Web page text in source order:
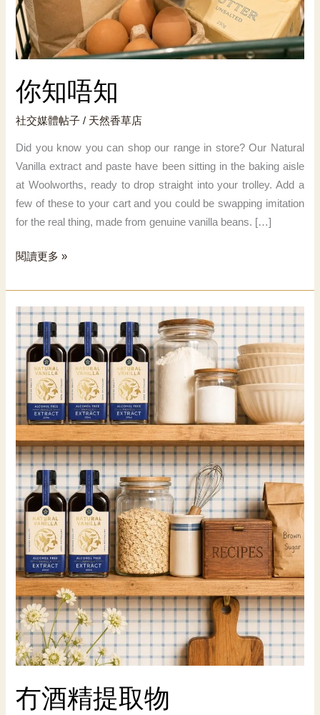
你知唔知
社交媒體帖子 / 天然香草店
Did you know you can shop our range in store? Our Natural
Vanilla extract and paste have been sitting in the baking aisle
at Woolworths, ready to drop straight into your trolley. Add a
few of these to your cart and you could be swapping imitation
for the real thing, made from genuine vanilla beans. […]
你
唔
知
閱讀更多 »
冇酒精提取物